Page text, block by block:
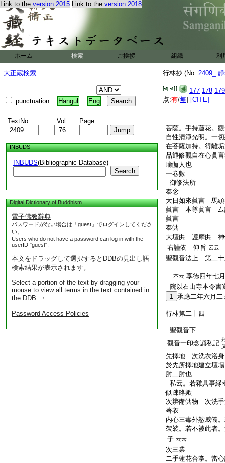
Link to the version 2015 Link to the version 2018
ホーム 検索 ご挨拶 組織 利
大正蔵検索
punctuation Hangul Eng
TextNo. Vol. Page
INBUDS
INBUDS(Bibliographic Database)
Search
Digital Dictionary of Buddhism
電子佛教辭典
パスワードがない場合は「guest」でログインしてくださ
い。
Users who do not have a password can log in with the
userID "guest".
本文をドラッグして選択するとDDBの見出し語
検索結果が表示されます。
Select a portion of the text by dragging your
mouse to view all terms in the text contained in
the DDB. ・
Password Access Policies
行林抄 (No. 2409_
177 178 179
点:有/無] [CITE]
菩薩。手持蓮花。
自性清淨光明。一
在菩薩加持。得離
品通修觀自在心眞
瑜伽人也
一卷數
御修法所
奉念
大日如來眞言 馬
眞言 本尊眞言 厶
眞言
奉供
大壇供 護摩供 神
右謹依 仰旨 云云
聖觀音法上 第二
本云 享徳四年七
院以石山寺本令書
1 承應二年六月
行林第二十四
聖觀音下
觀音一印念誦私記
先擇地 次洗衣浴
於先所擇地建立壇
肘二肘也
私云。若雜具事縁
似疎略歟
次辨備供物 次洗
著衣
内心三毒外懃威儀
袈裟。若不被此者
子 云云
次三業
二手蓮花合掌。當